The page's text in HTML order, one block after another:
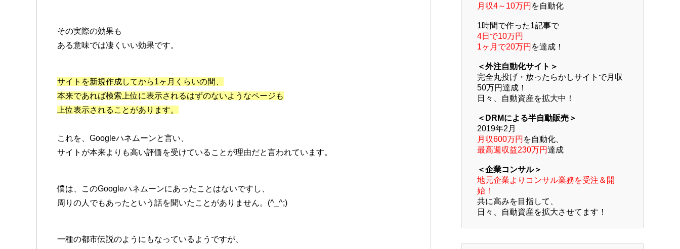
その実際の効果も
ある意味では凄くいい効果です。
サイトを新規作成してから1ヶ月くらいの間、
本来であれば検索上位に表示されるはずのないようなページも
上位表示されることがあります。
これを、Googleハネムーンと言い、
サイトが本来よりも高い評価を受けていることが理由だと言われています。
僕は、このGoogleハネムーンにあったことはないですし、
周りの人でもあったという話を聞いたことがありません。(^_^;)
一種の都市伝説のようにもなっているようですが、
月収4～10万円 を自動化
1時間で作った1記事で
4日で10万円
1ヶ月で20万円 を達成！
＜外注自動化サイト＞
完全丸投げ・放ったらかしサイトで月収
50万円達成！
日々、自動資産を拡大中！
＜DRMによる半自動販売＞
2019年2月
月収600万円 を自動化、
最高週収益230万円達成
＜企業コンサル＞
地元企業よりコンサル業務を受注＆開
始！
共に高みを目指して、
日々、自動資産を拡大させてます！